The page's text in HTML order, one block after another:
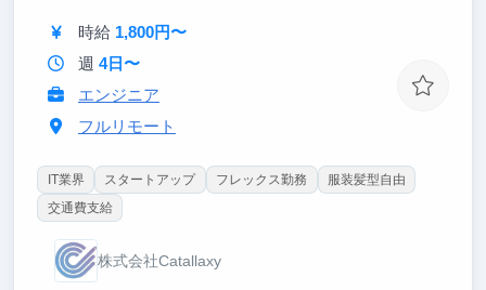
時給 1,800円〜
週 4日〜
エンジニア
フルリモート
IT業界 スタートアップ フレックス勤務
服装髪型自由
交通費支給
株式会社Catallaxy